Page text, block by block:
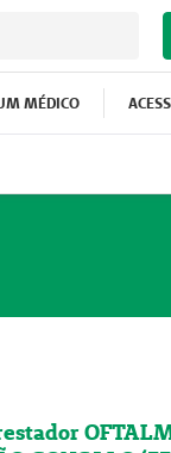
MÉDICO